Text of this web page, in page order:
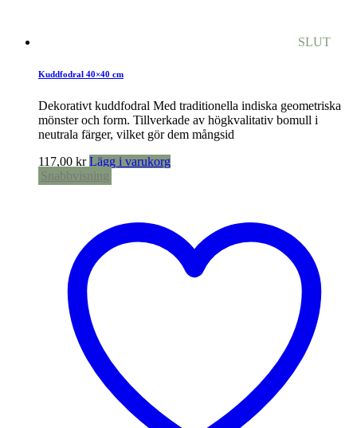
SLUT
Kuddfodral 40×40 cm
Dekorativt kuddfodral Med traditionella indiska geometriska
mönster och form. Tillverkade av högkvalitativ bomull i
neutrala färger, vilket gör dem mångsid
117,00 kr Lägg i varukorg
Snabbvisning